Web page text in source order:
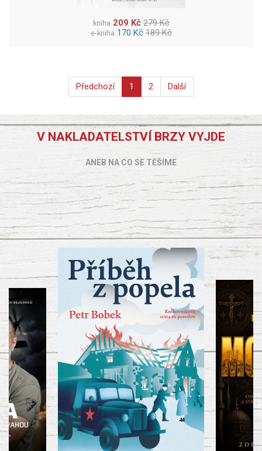
kniha 209 Kč 279 Kč
e-kniha 170 Kč 189 Kč
Předchozí 1 2 Další
V NAKLADATELSTVÍ BRZY VYJDE
ANEB NA CO SE TĚŠÍME